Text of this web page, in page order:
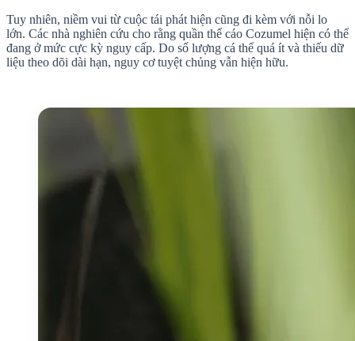
Tuy nhiên, niềm vui từ cuộc tái phát hiện cũng đi kèm với nỗi lo
lớn. Các nhà nghiên cứu cho rằng quần thể cáo Cozumel hiện có thể
đang ở mức cực kỳ nguy cấp. Do số lượng cá thể quá ít và thiếu dữ
liệu theo dõi dài hạn, nguy cơ tuyệt chủng vẫn hiện hữu.